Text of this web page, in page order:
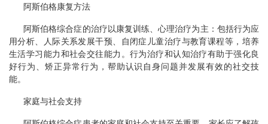
阿斯伯格康复方法
阿斯伯格综合症的治疗以康复训练、心理治疗为主：包括行为应
用分析、人际关系发展干预、自闭症儿童治疗与教育课程等，培养
生活学习能力和社会交往能力。行为治疗和认知治疗有助于强化良
好行为、矫正异常行为，帮助认识自身问题并发展有效的社交技
能。
家庭与社会支持